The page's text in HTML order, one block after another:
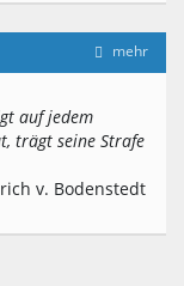
mehr
auf jedem
trägt seine Strafe
v. Bodenstedt